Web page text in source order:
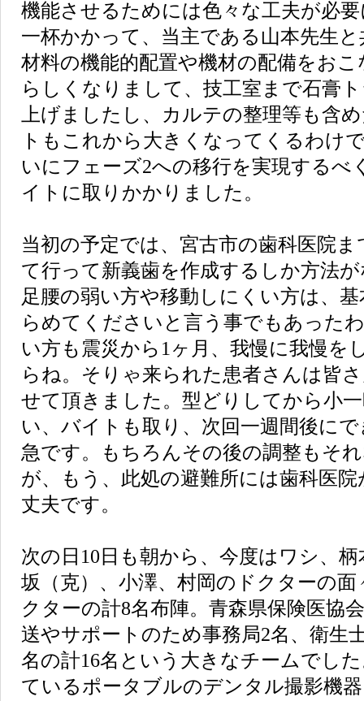
機能させるためには色々な工夫が必
一杯かかって、当主である山本先生
材料の機能的配置や機材の配備をお
らしくなりまして、技工室まで石膏
上げましたし、カルテの整理等も含
トもこれから大きくなってくるわけ
いにフェーズ2への移行を実現するべ
イトに取りかかりました。
当初の予定では、宮古市の歯科医院
て行って新義歯を作成するしか方法
足腰の弱い方や移動しにくい方は、
らめてくださいと言う事でもあった
い方も震災から1ヶ月、我慢に我慢を
らね。そりゃ来られた患者さんは皆
せて頂きました。型どりしてから小
い、バイトも取り、次回一週間後に
急です。もちろんその後の調整もそ
が、もう、此処の避難所には歯科医
丈夫です。
次の日10日も朝から、今度はワシ、
坂（克）、小澤、村岡のドクターの
クターの計8名布陣。青森県保険医協
送やサポートのため事務局2名、衛生
名の計16名という大きなチームでし
ているポータブルのデンタル撮影機